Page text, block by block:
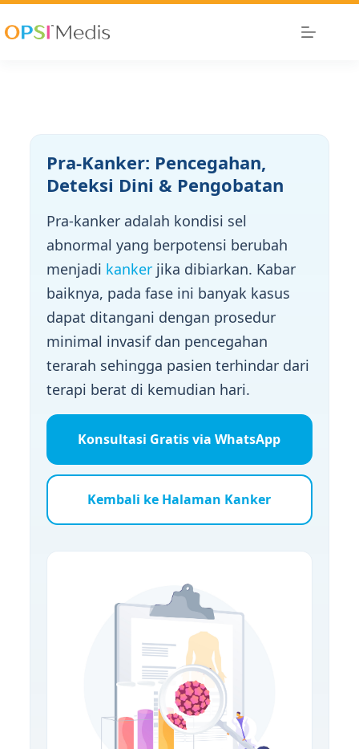
Pra-Kanker: Pencegahan,
Deteksi Dini & Pengobatan
Pra-kanker adalah kondisi sel
abnormal yang berpotensi berubah
menjadi kankerjika dibiarkan. Kabar
baiknya, pada fase ini banyak kasus
dapat ditangani dengan prosedur
minimal invasif dan pencegahan
terarah sehingga pasien terhindar dari
terapi berat di kemudian hari.
Konsultasi Gratis via WhatsApp
Kembali ke Halaman Kanker